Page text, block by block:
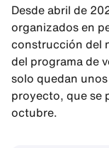
Desde abril de
organizados en
construcción del
del programa de
solo quedan
proyecto, que se
octubre.